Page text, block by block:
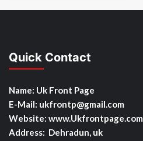
Quick Contact
Name: Uk Front Page
E-Mail: ukfrontp@gmail.com
Website: www.Ukfrontpage.com
Address: Dehradun, uk